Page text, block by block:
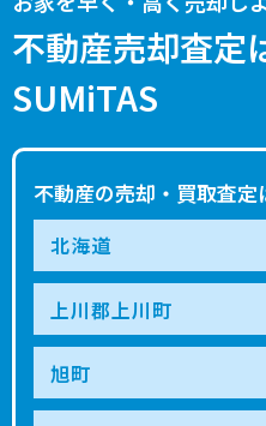
不動産売却査定
SUMiTAS
不動産の売却・買取査定